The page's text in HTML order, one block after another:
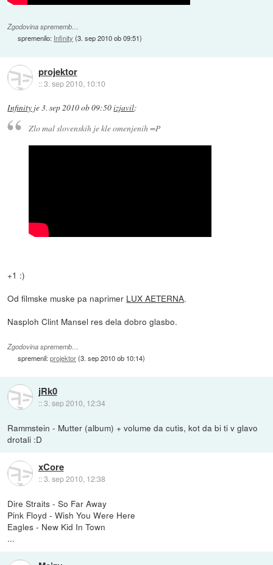
Zgodovina sprememb…
spremenilo: Infinity (3. sep 2010 ob 09:51)
projektor
::3. sep 2010, 10:10
Infinity je3. sep 2010 ob 09:50izjavil:
Zlo mal slovenskih je kle omenjenih =P
+1 :)
Od filmske muske pa naprimer LUX AETERNA.
Nasploh Clint Mansel res dela dobro glasbo.
Zgodovina sprememb…
spremenil:projektor(3. sep 2010 ob 10:14)
jRk0
::3. sep 2010, 12:34
Rammstein - Mutter (album) + volume da cutis, kot da bi ti v glavo
drotali :D
xCore
::3. sep 2010, 12:38
Dire Straits - So Far Away
Pink Floyd - Wish You Were Here
Eagles - New Kid In Town
...